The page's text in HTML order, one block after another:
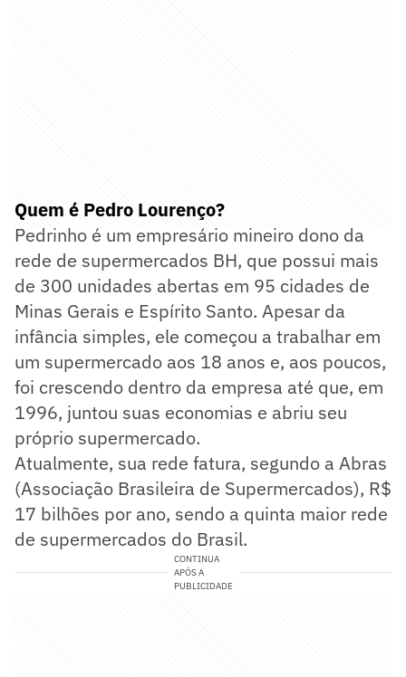
Quem é Pedro Lourenço?
Pedrinho é um empresário mineiro dono da
rede de supermercados BH, que possui mais
de 300 unidades abertas em 95 cidades de
Minas Gerais e Espírito Santo. Apesar da
infância simples, ele começou a trabalhar em
um supermercado aos 18 anos e, aos poucos,
foi crescendo dentro da empresa até que, em
1996, juntou suas economias e abriu seu
próprio supermercado.
Atualmente, sua rede fatura, segundo a Abras
(Associação Brasileira de Supermercados), R$
17 bilhões por ano, sendo a quinta maior rede
de supermercados do Brasil.
CONTINUA
APÓS A
PUBLICIDADE